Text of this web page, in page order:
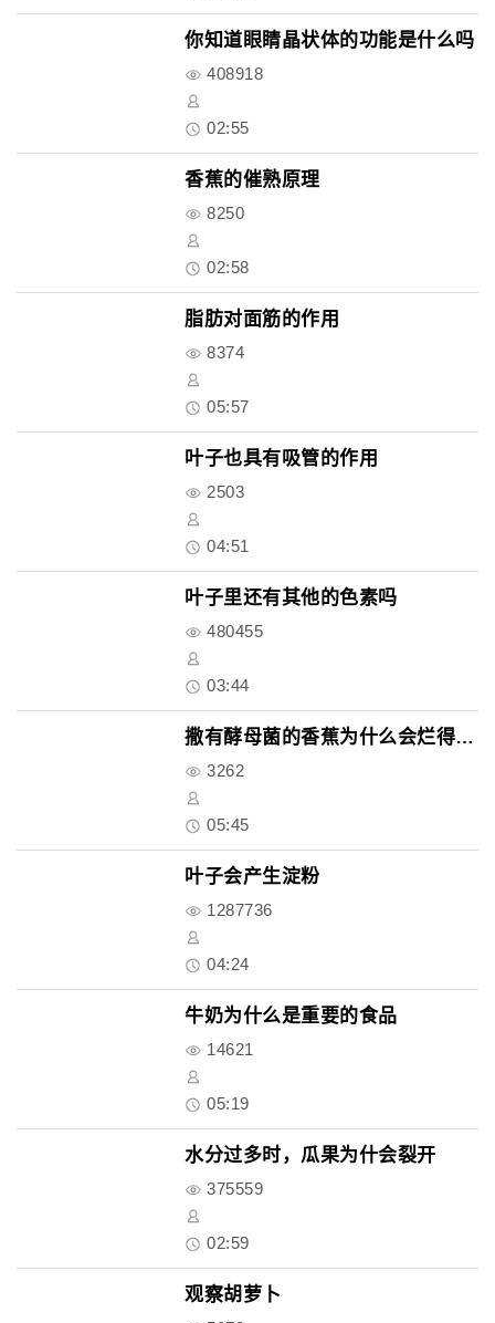
你知道眼睛晶状体的功能是什么吗
408918
02:55
香蕉的催熟原理
8250
02:58
脂肪对面筋的作用
8374
05:57
叶子也具有吸管的作用
2503
04:51
叶子里还有其他的色素吗
480455
03:44
撒有酵母菌的香蕉为什么会烂得更..
3262
05:45
叶子会产生淀粉
1287736
04:24
牛奶为什么是重要的食品
14621
05:19
水分过多时，瓜果为什会裂开
375559
02:59
观察胡萝卜